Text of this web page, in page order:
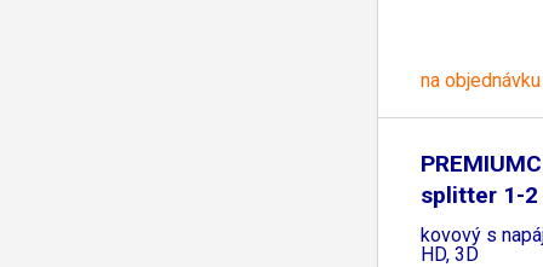
na objednávku
splitter 1-
kovový s
HD, 3D